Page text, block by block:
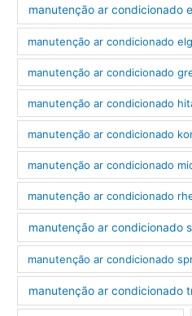
manutenção ar condicionado
manutenção ar condicionado
manutenção ar condicionado
manutenção ar condicionado
manutenção ar condicionado
manutenção ar condicionado
manutenção ar condicionado
manutenção ar condicionado
manutenção ar condicionado
manutenção ar condicionado